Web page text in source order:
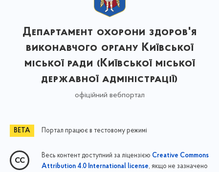
Департамент охорони здоров'я
виконавчого органу Київської
міської ради (Київської міської
державної адміністрації)
офіційний вебпортал
Портал працює в тестовому режимі
Весь контент доступний за ліцензією Creative Commons
Attribution 4.0 International license, якщо не зазначено